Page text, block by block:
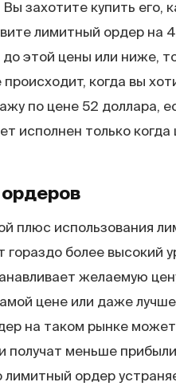
захотите купить его,
лимитный ордер на
до этой цены или ниже,
когда вы
по цене 52 доллара,
исполнен только когда
ордеров
плюс использования
гораздо более высокий
желаемую
цене или даже
на таком рынке
получат меньше
ордер